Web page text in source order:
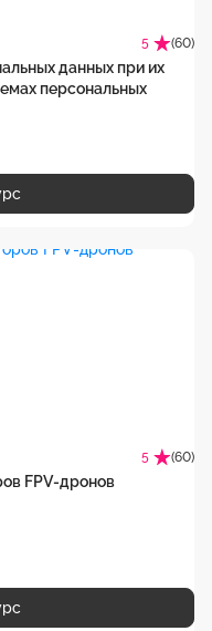
5 (60)
данных при их
персональных
5 (60)
Инструктор по подготовке опреторов FPV-дронов